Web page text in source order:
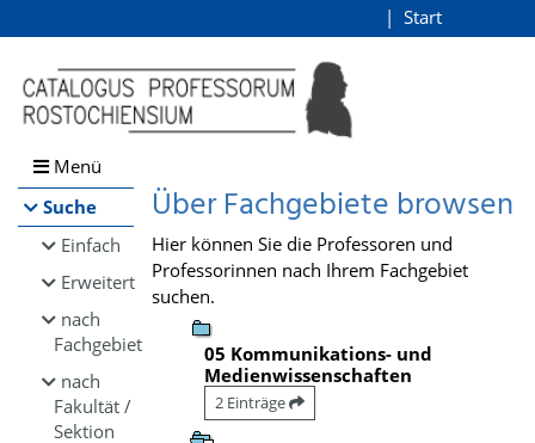
Browsen
direkt zum Inhalt
Start
Menü
Suche
Einfach
Erweitert
nach
Fachgebiet
nach
Fakultät /
Sektion
Über Fachgebiete browsen
Hier können Sie die Professoren und
Professorinnen nach Ihrem Fachgebiet
suchen.
05 Kommunikations- und
Medienwissenschaften
2 Einträge